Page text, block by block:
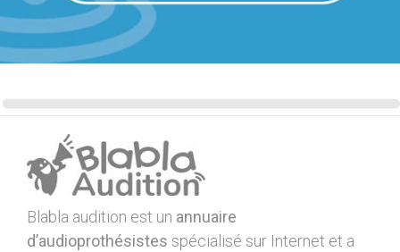
Blabla audition est un annuaire
d’audioprothésistes spécialisé sur Internet et a